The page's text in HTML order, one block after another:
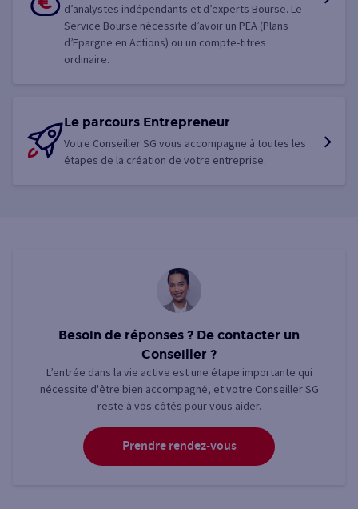
d’analystes indépendants et d’experts Bourse. Le
Service Bourse nécessite d’avoir un PEA (Plans
d’Epargne en Actions) ou un compte-titres
ordinaire.
Le parcours Entrepreneur
Votre Conseiller SG vous accompagne à toutes les
étapes de la création de votre entreprise.
Besoin de réponses ? De contacter un
Conseiller ?
L’entrée dans la vie active est une étape importante qui
nécessite d'être bien accompagné, et votre Conseiller SG
reste à vos côtés pour vous aider.
Prendre rendez-vous